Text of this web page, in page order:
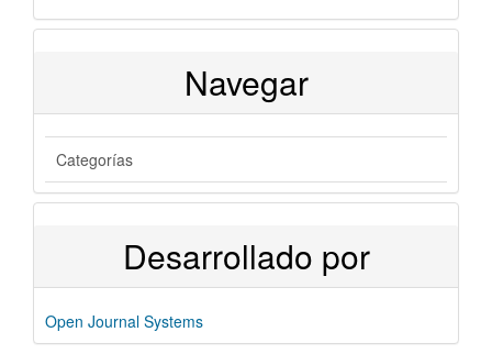
Navegar
Categorías
Desarrollado por
Open Journal Systems